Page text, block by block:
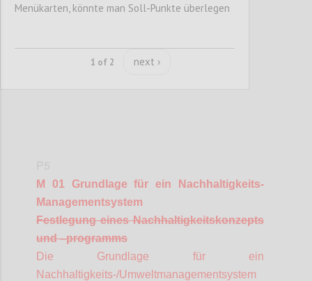
M 01 Grundlage für ein Nachhaltigkeits-
Managementsystem
Festlegung eines Nachhaltigkeitskonzepts
und–programms
Die Grundlage für ein
Nachhaltigkeits-/Umweltmanagementsystem
Menükarten, könnte man Soll-Punkte überlegen
1 of 2 next ›